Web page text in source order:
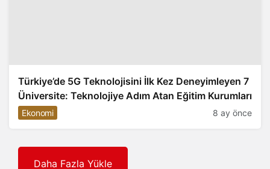
Türkiye’de 5G Teknolojisini İlk Kez Deneyimleyen 7
Üniversite: Teknolojiye Adım Atan Eğitim Kurumları
Ekonomi 8 ay önce
Daha Fazla Yükle